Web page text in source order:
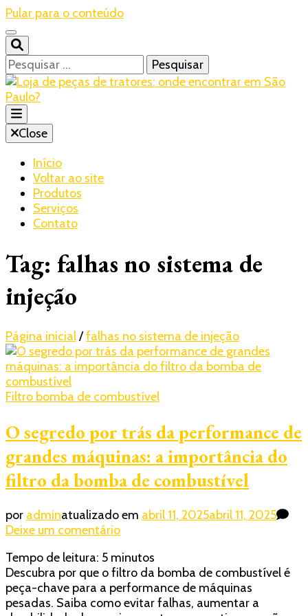
Pular para o conteúdo
Pesquisar
por:
Realtrac
Blog – Realtrac
Close
Início
Voltar ao site
Produtos
Serviços
Contato
Tag: falhas no sistema de
injeção
Página inicial/falhas no sistema de injeção
Filtro bomba de combustível
O segredo por trás da performance de
grandes máquinas: a importância do
filtro da bomba de combustível
por adminatualizado em abril 11, 2025abril 11, 2025
Deixe um comentárioem
segredo
por
trás
da
Tempo de leitura: 5 minutos
Descubra por que o filtro da bomba de combustível é
peça-chave para a performance de máquinas
pesadas. Saiba como evitar falhas, aumentar a